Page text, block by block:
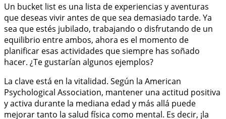
Un bucket list es una lista de experiencias y aventuras
que deseas vivir antes de que sea demasiado tarde. Ya
sea que estés jubilado, trabajando o disfrutando de un
equilibrio entre ambos, ahora es el momento de
planificar esas actividades que siempre has soñado
hacer. ¿Te gustarían algunos ejemplos?
La clave está en la vitalidad. Según la American
Psychological Association, mantener una actitud positiva
y activa durante la mediana edad y más allá puede
mejorar tanto la salud física como mental. Es decir, ¡la